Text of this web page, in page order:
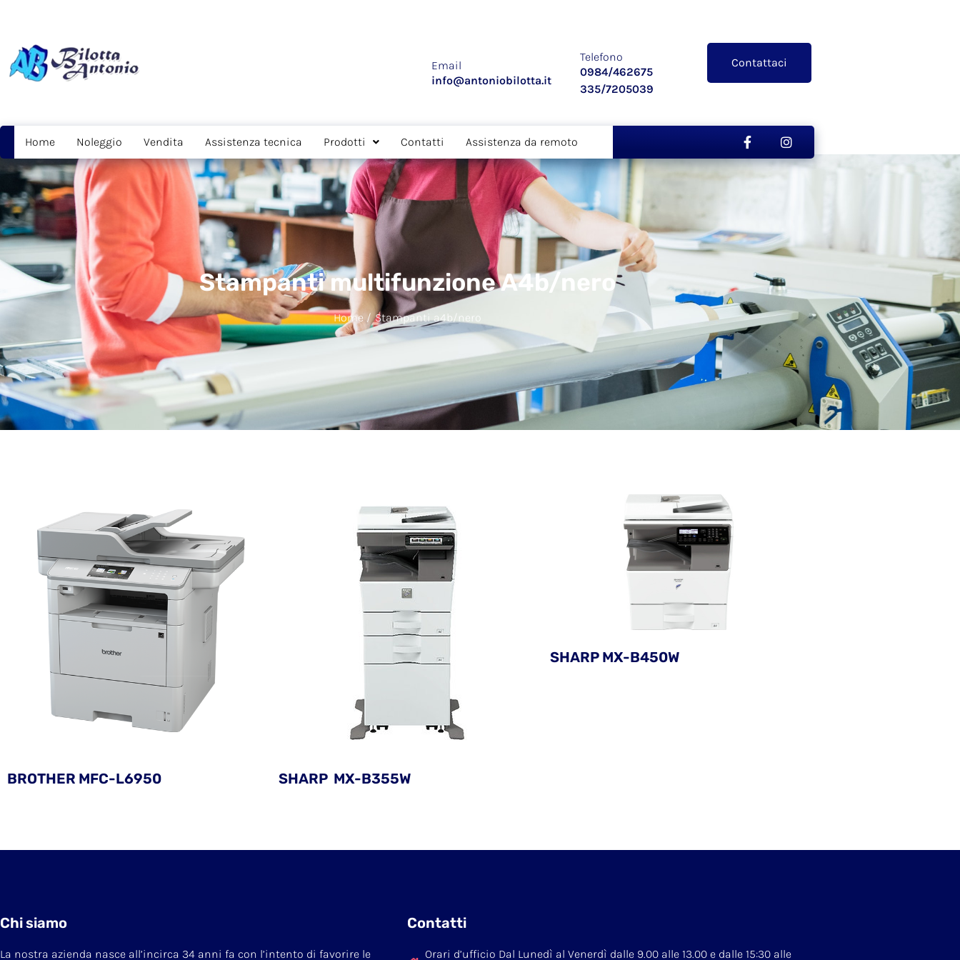
Email
info@antoniobilotta.it
Telefono
0984/462675
335/7205039
Contattaci
Home Noleggio Vendita Assistenza tecnica Prodotti Contatti Assistenza da remoto
Stampanti multifunzione A4b/nero
Home / Stampanti a4b/nero
BROTHER MFC-L6950 SHARP MX-B355W
SHARP MX-B450W
Chi siamo
La nostra azienda nasce all’incirca 34 anni fa con l’intento di favorire le
Contatti
Orari d’ufficio Dal Lunedì al Venerdì dalle 9.00 alle 13.00 e dalle 15:30 alle